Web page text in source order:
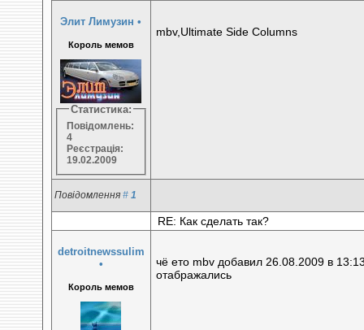
Элит Лимузин •
Король мемов
Статистика:
Повідомлень:
4
Реєстрація:
19.02.2009
mbv,Ultimate Side Columns
Повідомлення # 1
RE: Как сделать так?
detroitnewssulim
•
Король мемов
чё ето mbv добавил 26.08.2009 в
отабражались